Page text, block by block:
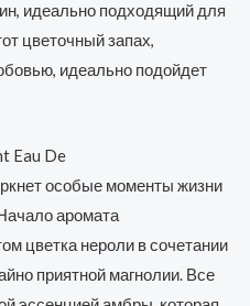
идеально подходящий для
цветочный запах,
идеально подойдет
Eau De
особые моменты жизни
аромата
цветка нероли в сочетании
приятной магнолии. Все